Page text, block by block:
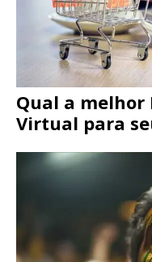
Qual a melhor
Virtual para